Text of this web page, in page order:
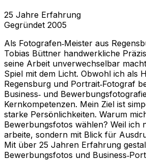
25 Jahre Erfahrung
Gegründet 2005
Als Fotografen‑Meister aus
Tobias Büttner handwerkliche
seine Arbeit unverwechselbar
Spiel mit dem Licht. Obwohl ich als
Regensburg und Portrait‑Fotograf
Business‑ und
Kernkompetenzen. Mein Ziel ist
starke Persönlichkeiten. Warum
Bewerbungsfotos wählen? Weil ich
arbeite, sondern mit Blick für
Mit über 25 Jahren Erfahrung
Bewerbungsfotos und